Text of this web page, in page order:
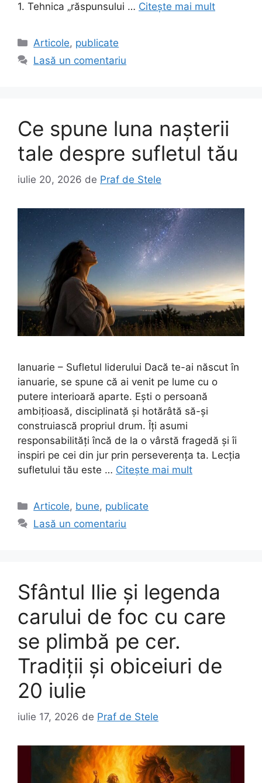
1. Tehnica „răspunsului … Citește mai mult
Categorii
Articole, publicate
Lasă un comentariu
Ce spune luna nașterii
tale despre sufletul tău
iulie 20, 2026 de Praf de Stele
Ianuarie – Sufletul liderului Dacă te-ai născut în
ianuarie, se spune că ai venit pe lume cu o
putere interioară aparte. Ești o persoană
ambițioasă, disciplinată și hotărâtă să-și
construiască propriul drum. Îți asumi
responsabilități încă de la o vârstă fragedă și îi
inspiri pe cei din jur prin perseverența ta. Lecția
sufletului tău este … Citește mai mult
Categorii
Articole, bune, publicate
Lasă un comentariu
Sfântul Ilie și legenda
carului de foc cu care
se plimbă pe cer.
Tradiții și obiceiuri de
20 iulie
iulie 17, 2026 de Praf de Stele